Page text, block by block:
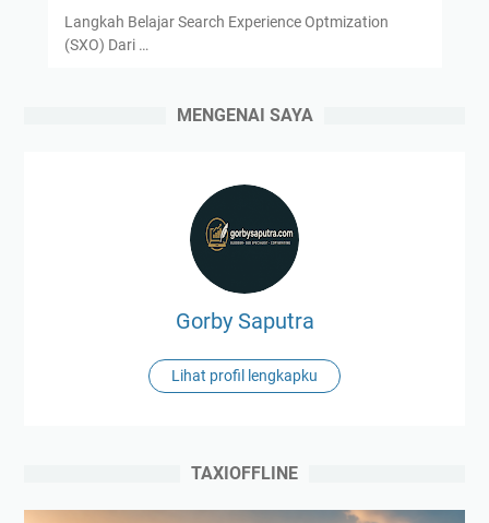
Langkah Belajar Search Experience Optmization
(SXO) Dari …
MENGENAI SAYA
Gorby Saputra
Lihat profil lengkapku
TAXIOFFLINE